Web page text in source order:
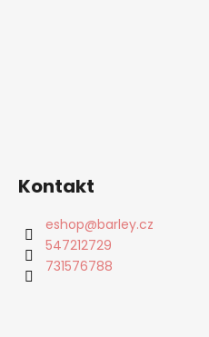
Kontakt
eshop@barley.cz
547212729
731576788